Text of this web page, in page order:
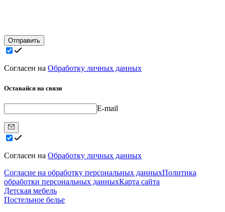
Отправить
Согласен на Обработку личных данных
Оставайся на связи
E-mail
Согласен на Обработку личных данных
Согласие на обработку персональных данныхПолитика
обработки персональных данныхКарта сайта
Детская мебель
Постельное белье